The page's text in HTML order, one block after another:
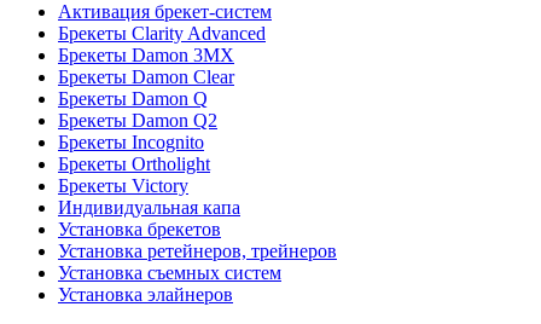
Активация брекет-систем
Брекеты Clarity Advanced
Брекеты Damon 3MX
Брекеты Damon Clear
Брекеты Damon Q
Брекеты Damon Q2
Брекеты Incognito
Брекеты Ortholight
Брекеты Victory
Индивидуальная капа
Установка брекетов
Установка ретейнеров, трейнеров
Установка съемных систем
Установка элайнеров